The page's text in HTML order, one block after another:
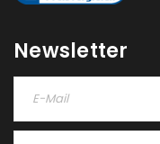
Newsletter